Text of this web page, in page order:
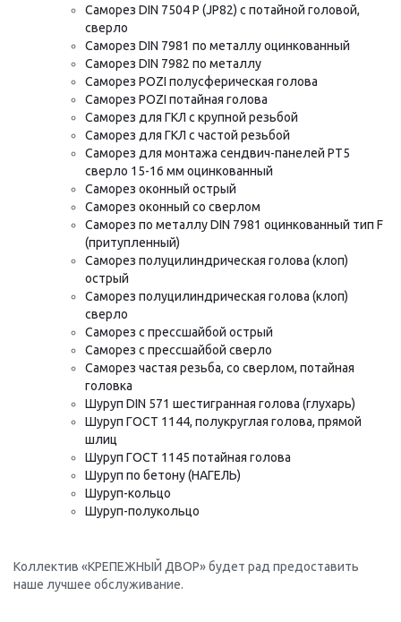
Саморез DIN 7504 P (JP82) с потайной головой,
сверло
Саморез DIN 7981 по металлу оцинкованный
Саморез DIN 7982 по металлу
Саморез POZI полусферическая голова
Саморез POZI потайная голова
Саморез для ГКЛ с крупной резьбой
Саморез для ГКЛ с частой резьбой
Саморез для монтажа сендвич-панелей РТ5
сверло 15-16 мм оцинкованный
Саморез оконный острый
Саморез оконный со сверлом
Саморез по металлу DIN 7981 оцинкованный тип F
(притупленный)
Саморез полуцилиндрическая голова (клоп)
острый
Саморез полуцилиндрическая голова (клоп)
сверло
Саморез с прессшайбой острый
Саморез с прессшайбой сверло
Саморез частая резьба, со сверлом, потайная
головка
Шуруп DIN 571 шестигранная голова (глухарь)
Шуруп ГОСТ 1144, полукруглая голова, прямой
шлиц
Шуруп ГОСТ 1145 потайная голова
Шуруп по бетону (НАГЕЛЬ)
Шуруп-кольцо
Шуруп-полукольцо
Коллектив «КРЕПЕЖНЫЙ ДВОР» будет рад предоставить
наше лучшее обслуживание.